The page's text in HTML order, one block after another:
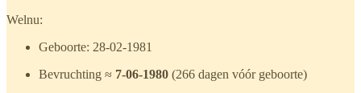
Welnu:
Geboorte: 28-02-1981
Bevruchting ≈ 7-06-1980 (266 dagen vóór geboorte)